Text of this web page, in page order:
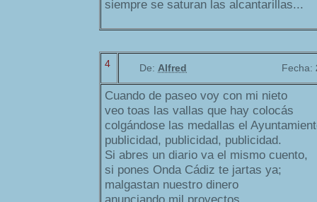
siempre se saturan las alcantarillas...
4 De: Alfred Fecha:
Cuando de paseo voy con mi nieto
veo toas las vallas que hay colocás
colgándose las medallas el
publicidad, publicidad, publicidad.
Si abres un diario va el mismo cuento,
si pones Onda Cádiz te jartas ya;
malgastan nuestro dinero